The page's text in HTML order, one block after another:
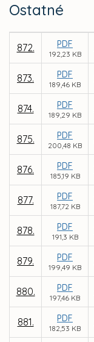
Ostatné
872. PDF
192,23 KB
873. PDF
189,46 KB
874. PDF
189,29 KB
875. PDF
200,48 KB
876. PDF
185,19 KB
877. PDF
187,72 KB
878. PDF
191,3 KB
879. PDF
199,49 KB
880. PDF
197,46 KB
881. PDF
182,53 KB